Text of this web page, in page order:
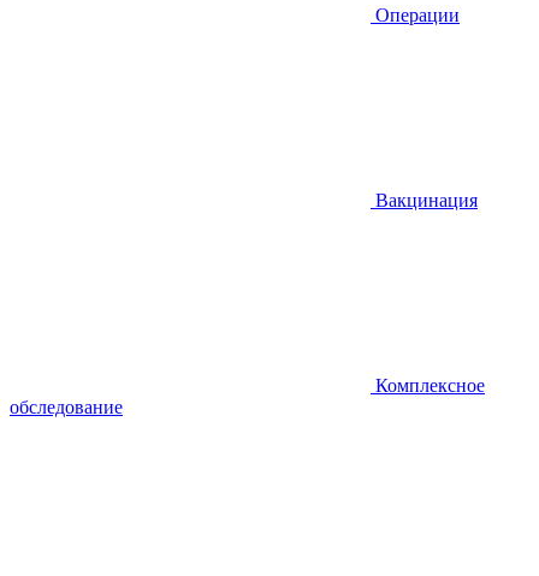
Операции
Вакцинация
Комплексное
обследование